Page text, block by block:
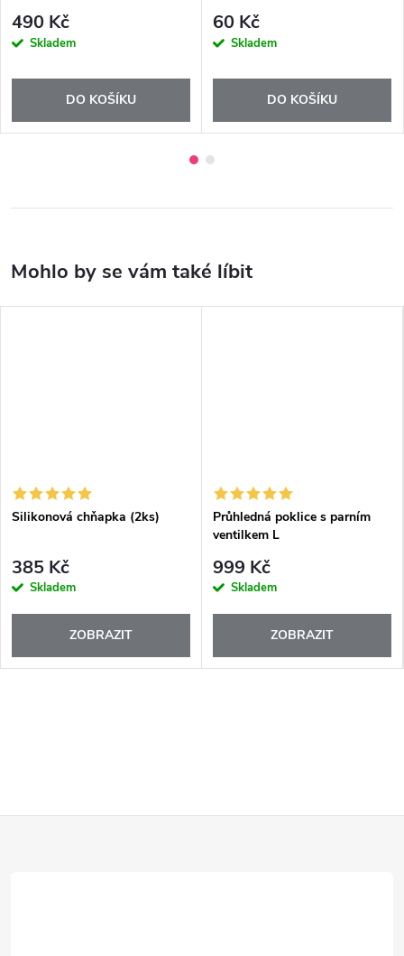
490 Kč
Skladem
DO KOŠÍKU
60 Kč
Skladem
DO KOŠÍKU
Silikonová chňapka (2ks)
385 Kč
Skladem
ZOBRAZIT
Průhledná poklice s parním
ventilkem L
999 Kč
Skladem
ZOBRAZIT